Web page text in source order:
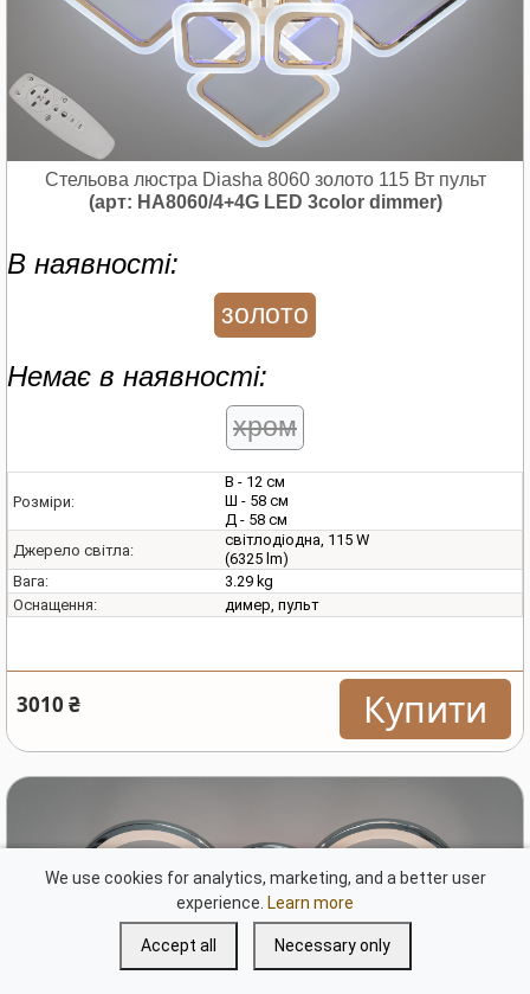
Стельова люстра Diasha 8060 золото 115 Вт пульт
(арт: HA8060/4+4G LED 3color dimmer)
В наявності:
золото
Немає в наявності:
хром
Розміри:
В - 12 см
Ш - 58 см
Д - 58 см
Джерело світла:
світлодіодна, 115 W
(6325 lm)
Вага:
3.29 kg
Оснащення:
димер, пульт
3010 ₴ Купити
We use cookies for analytics, marketing, and a better user
experience. Learn more
Accept all Necessary only